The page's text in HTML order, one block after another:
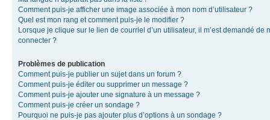
Comment puis-je afficher une image associée à mon nom d’utilisateur ?
Quel est mon rang et comment puis-je le modifier ?
Lorsque je clique sur le lien de courriel d’un utilisateur, il m’est demandé de
connecter ?
Problèmes de publication
Comment puis-je publier un sujet dans un forum ?
Comment puis-je éditer ou supprimer un message ?
Comment puis-je ajouter une signature à un message ?
Comment puis-je créer un sondage ?
Pourquoi ne puis-je pas ajouter plus d’options à un sondage ?